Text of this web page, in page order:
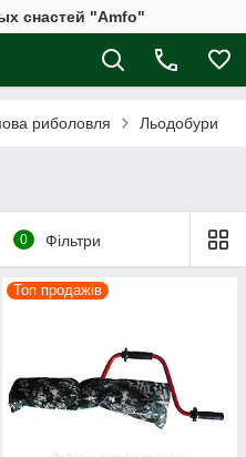
снастей "Amfo"
риболовля Льодобури
0 Фільтри
Топ продажів